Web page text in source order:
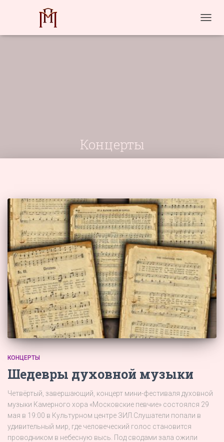
Концерты
КОНЦЕРТЫ
Шедевры духовной музыки
Четвёртый, завершающий, концерт мини-фестиваля духовной
музыки Камерного хора «Московские певчие» состоялся 29
мая в 19:00 в Культурном центре ЗИЛ.Слушатели попали в
удивительный мир, где человеческий голос становится
проводником в небесную высь. Под сводами зала ожили